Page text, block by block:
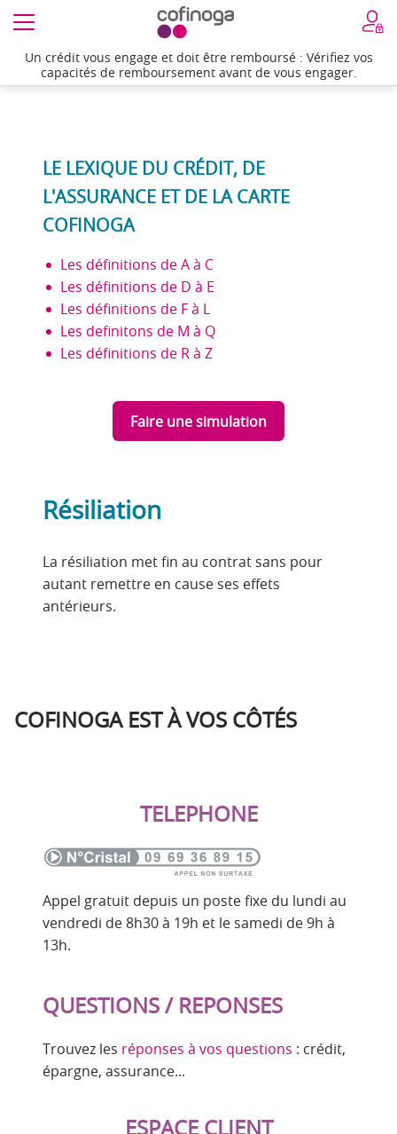
Un crédit vous engage et doit être remboursé : Vérifiez vos
capacités de remboursement avant de vous engager.
LE LEXIQUE DU CRÉDIT, DE
L'ASSURANCE ET DE LA CARTE
COFINOGA
Les définitions de A à C
Les définitions de D à E
Les définitions de F à L
Les definitons de M à Q
Les définitions de R à Z
Faire une simulation
Résiliation
La résiliation met fin au contrat sans pour
autant remettre en cause ses effets
antérieurs.
COFINOGA EST À VOS CÔTÉS
TELEPHONE
Appel gratuit depuis un poste fixe du lundi au
vendredi de 8h30 à 19h et le samedi de 9h à
13h.
QUESTIONS / REPONSES
Trouvez les réponses à vos questions : crédit,
épargne, assurance...
ESPACE CLIENT